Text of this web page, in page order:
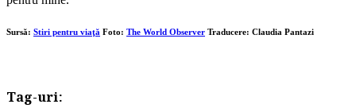
Sursă: Stiri pentru viaţă Foto: The World Observer Traducere: Claudia Pantazi
Tag-uri: